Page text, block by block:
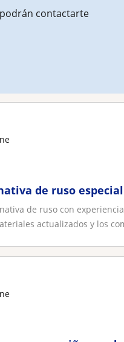
contactarte
de ruso
de ruso con
actualizados y los